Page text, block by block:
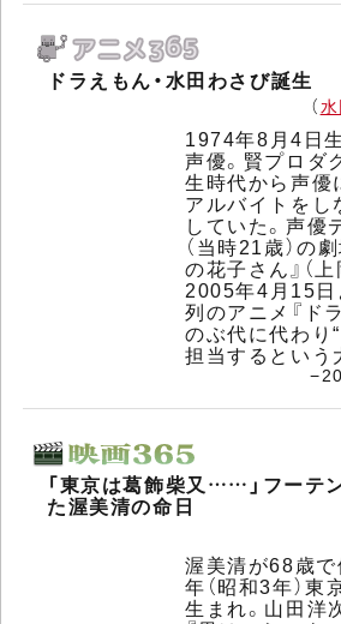
ドラえもん・水田わさび誕生
（
1974年8月4日
声優。賢プロダ
生時代から声優
アルバイトをし
していた。声優
（当時21歳）の
の花子さん』（上
2005年4月15日
列のアニメ『ド
のぶ代に代わり
担当するという
「東京は葛飾柴又……」フーテ
た渥美清の命日
渥美清が68歳
年（昭和3年）東
生まれ。山田洋